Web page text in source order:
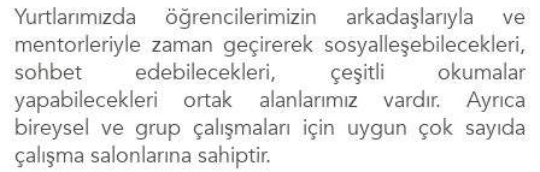
Yurtlarımızda öğrencilerimizin arkadaşlarıyla ve
mentorleriyle zaman geçirerek sosyalleşebilecekleri,
sohbet edebilecekleri, çeşitli okumalar
yapabilecekleri ortak alanlarımız vardır. Ayrıca
bireysel ve grup çalışmaları için uygun çok sayıda
çalışma salonlarına sahiptir.